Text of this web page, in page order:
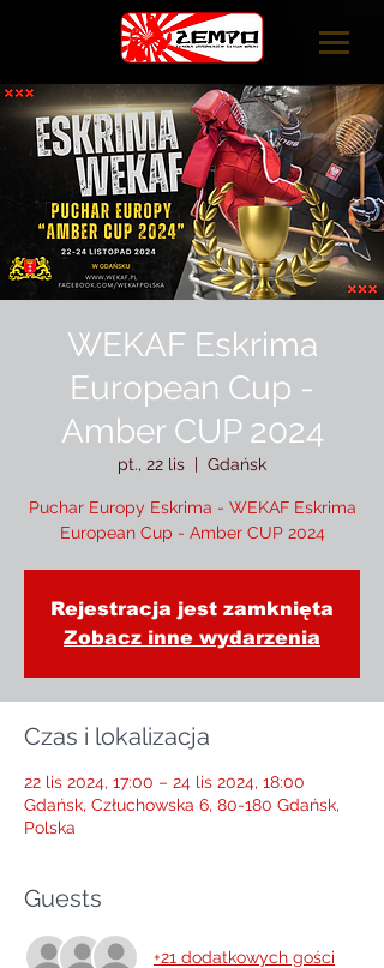
WEKAF Eskrima
European Cup -
Amber CUP 2024
pt., 22 lis
  |
Gdańsk
Puchar Europy Eskrima - WEKAF Eskrima
European Cup - Amber CUP 2024
Rejestracja jest zamknięta
Zobacz inne wydarzenia
Czas i lokalizacja
22 lis 2024, 17:00 – 24 lis 2024, 18:00
Gdańsk, Człuchowska 6, 80-180 Gdańsk,
Polska
Guests
+21 dodatkowych gości